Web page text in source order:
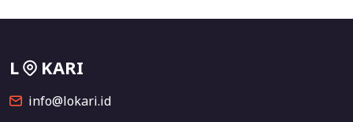
L KARI
info@lokari.id